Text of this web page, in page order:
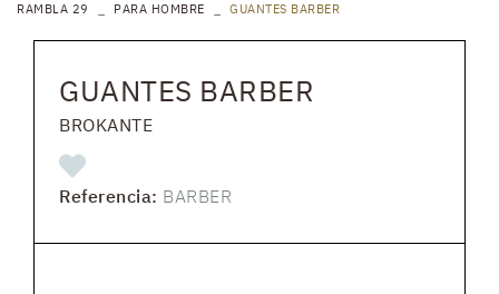
RAMBLA 29 PARA HOMBRE GUANTES BARBER
GUANTES BARBER
BROKANTE
Referencia: BARBER